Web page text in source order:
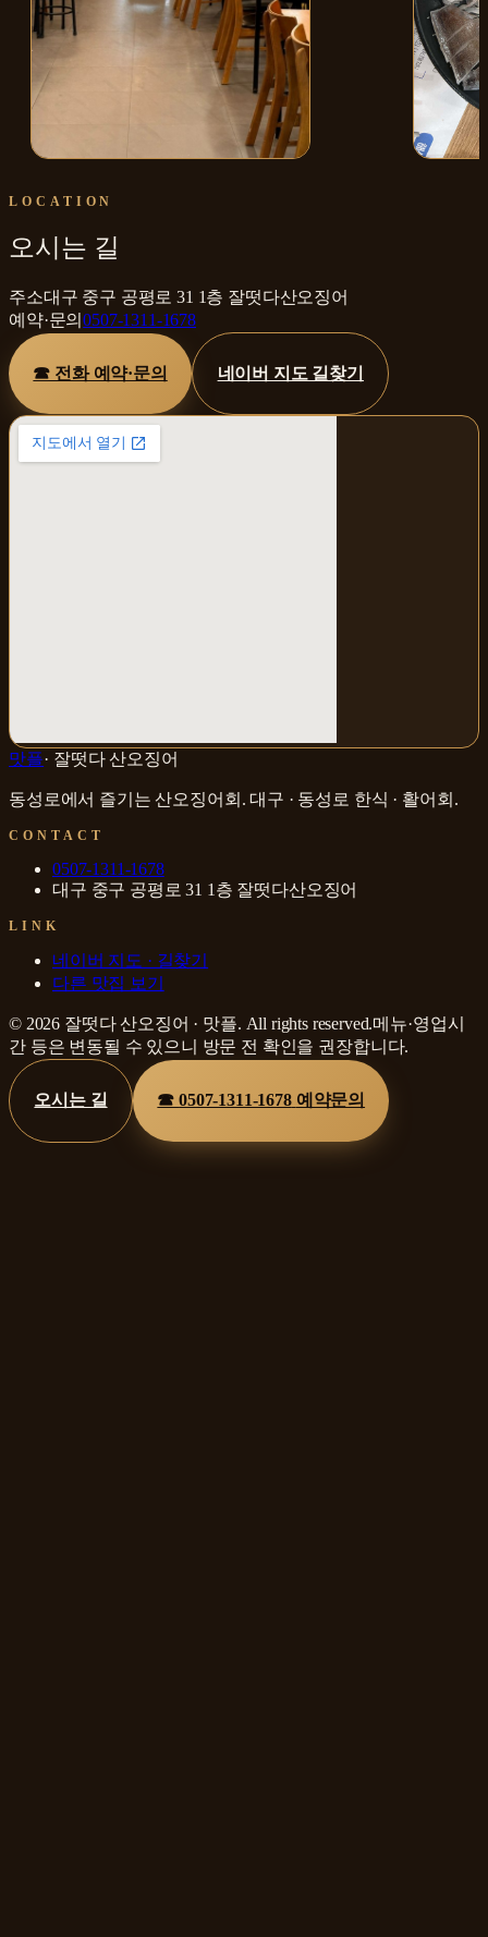
LOCATION
오시는 길
주소대구 중구 공평로 31 1층 잘떳다산오징어
예약·문의0507-1311-1678
☎ 전화 예약·문의 네이버 지도 길찾기
맛플· 잘떳다 산오징어
동성로에서 즐기는 산오징어회 .대구 · 동성로 한식 · 활어회 .
CONTACT
0507-1311-1678
대구 중구 공평로 31 1층 잘떳다산오징어
LINK
네이버 지도 · 길찾기
다른 맛집 보기
© 2026 잘떳다 산오징어 · 맛플. All rights reserved.메뉴·영업시
간 등은 변동될 수 있으니 방문 전 확인을 권장합니다.
오시는 길 ☎0507-1311-1678 예약문의